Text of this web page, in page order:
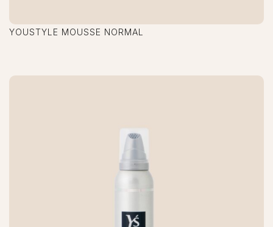
YOUSTYLE MOUSSE NORMAL